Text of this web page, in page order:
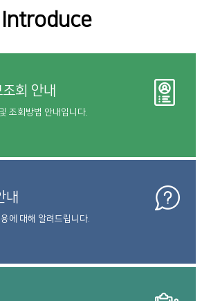
Introduce
회 안내
조회방법 안내입니다.
내
에 대해 알려드립니다.